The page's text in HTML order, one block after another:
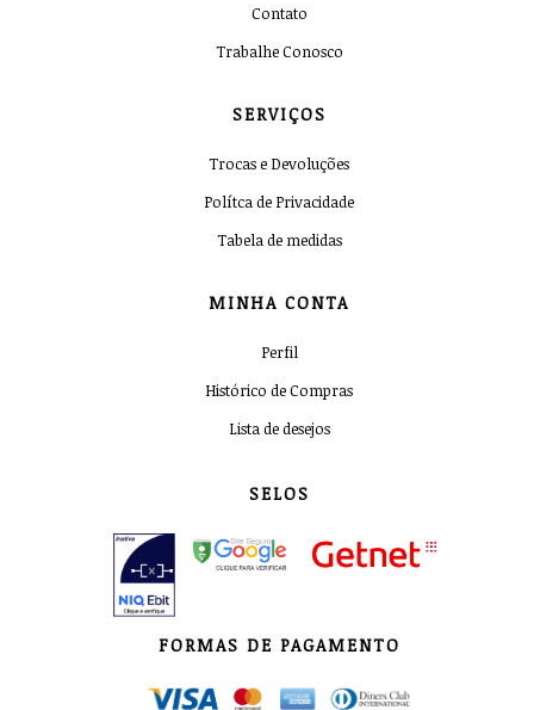
Contato
Trabalhe Conosco
SERVIÇOS
Trocas e Devoluções
Polítca de Privacidade
Tabela de medidas
MINHA CONTA
Perfil
Histórico de Compras
Lista de desejos
SELOS
FORMAS DE PAGAMENTO